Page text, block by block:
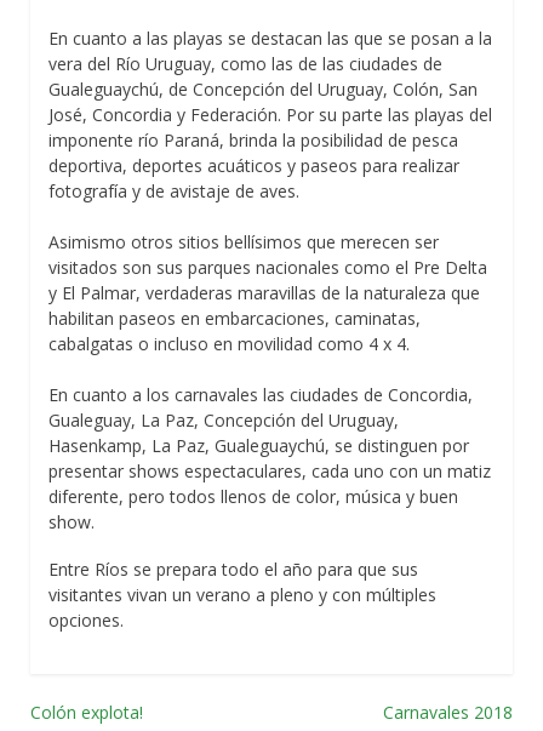
En cuanto a las playas se destacan las que se posan a la
vera del Río Uruguay, como las de las ciudades de
Gualeguaychú, de Concepción del Uruguay, Colón, San
José, Concordia y Federación. Por su parte las playas del
imponente río Paraná, brinda la posibilidad de pesca
deportiva, deportes acuáticos y paseos para realizar
fotografía y de avistaje de aves.
Asimismo otros sitios bellísimos que merecen ser
visitados son sus parques nacionales como el Pre Delta
y El Palmar, verdaderas maravillas de la naturaleza que
habilitan paseos en embarcaciones, caminatas,
cabalgatas o incluso en movilidad como 4 x 4.
En cuanto a los carnavales las ciudades de Concordia,
Gualeguay, La Paz, Concepción del Uruguay,
Hasenkamp, La Paz, Gualeguaychú, se distinguen por
presentar shows espectaculares, cada uno con un matiz
diferente, pero todos llenos de color, música y buen
show.
Entre Ríos se prepara todo el año para que sus
visitantes vivan un verano a pleno y con múltiples
opciones.
Colón explota! Carnavales 2018